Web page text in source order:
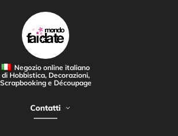
Negozio online italiano
di Hobbistica, Decorazioni,
Scrapbooking e Découpage
Contatti